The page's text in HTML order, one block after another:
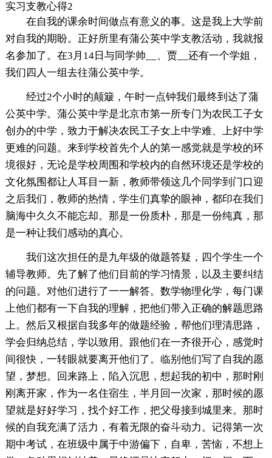
实习支教心得2
在自我的课余时间做点有意义的事。这是我上大学前
对自我的期盼。正好所里有蒲公英中学支教活动，我就报
名参加了。在3月14日与同学帅__、贾__还有一个学姐，
我们四人一组去往蒲公英中学。
经过2个小时的颠簸，午时一点钟我们最终到达了蒲
公英中学。蒲公英中学是北京市第一所专门为农民工子女
创办的中学，致力于解决农民工子女上中学难、上好中学
更难的问题。来到学校首先个人的第一感觉就是学校的环
境很好，无论是学校周围和学校内的自然环境还是学校的
文化氛围都让人耳目一新，教师带领这几个同学到门口迎
之后我们，教师的热情，学生们真挚的眼神，都印在我们
脑海中久久不能忘却。那是一份质朴，那是一份纯真，那
是一种让我们感动的真心。
我们这次担任的是九年级的做题答疑，四个学生一个
辅导教师。先了解了他们目前的学习情景，以及主要纠结
的问题。对他们进行了一一解答。数学物理化学，每门课
上他们都有一下自我的理解，把他们带入正确的解题思路
上。然后又根据自我多年的做题经验，帮他们理清思路，
学会归纳总结，学以致用。跟他们在一齐很开心，感觉时
间很快，一转眼就要离开他们了。临别他们写了自我的愿
望，梦想。回来路上，陷入沉思，想起我的初中，那时刚
刚离开家，作为一名住宿生，半月回一次家，那时候的愿
望就是好好学习，找个好工作，把父母接到城里来。那时
候的自我充满了活力，有着无限的奋斗动力。记得第一次
期中考试，在班级中属于中游偏下，自卑，苦恼，不想上